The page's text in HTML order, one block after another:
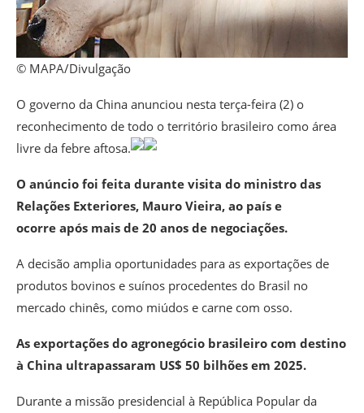
© MAPA/Divulgação
O governo da China anunciou nesta terça-feira (2) o
reconhecimento de todo o território brasileiro como área
livre da febre aftosa.
O anúncio foi feita durante visita do ministro das
Relações Exteriores, Mauro Vieira, ao país e
ocorre após mais de 20 anos de negociações.
A decisão amplia oportunidades para as exportações de
produtos bovinos e suínos procedentes do Brasil no
mercado chinês, como miúdos e carne com osso.
As exportações do agronegócio brasileiro com destino
à China ultrapassaram US$ 50 bilhões em 2025.
Durante a missão presidencial à República Popular da